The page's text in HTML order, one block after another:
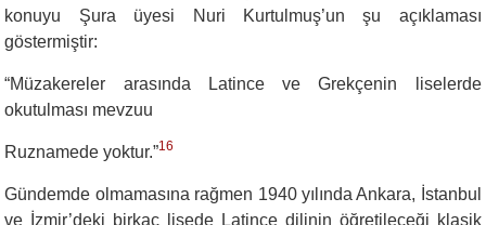
konuyu Şura üyesi Nuri Kurtulmuş’un şu açıklaması
göstermiştir:
“Müzakereler arasında Latince ve Grekçenin liselerde
okutulması mevzuu
Ruznamede yoktur.”16
Gündemde olmamasına rağmen 1940 yılında Ankara, İstanbul
ve İzmir’deki birkaç lisede Latince dilinin öğretileceği klasik